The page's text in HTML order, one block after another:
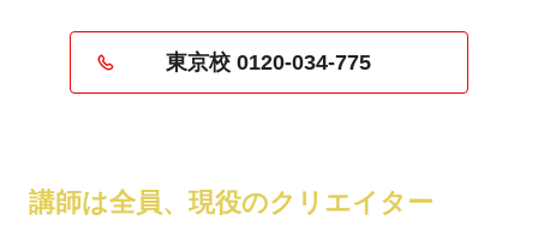
東京校 0120-034-775
講師は全員、現役のクリエイター